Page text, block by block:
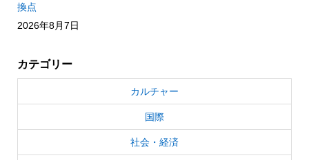
換点
2026年8月7日
カテゴリー
カルチャー
国際
社会・経済